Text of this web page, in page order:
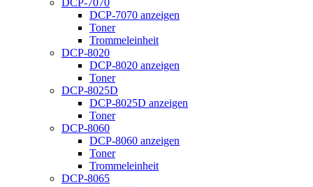
DCP-7070 anzeigen
Toner
Trommeleinheit
DCP-8020
DCP-8020 anzeigen
Toner
DCP-8025D
DCP-8025D anzeigen
Toner
DCP-8060
DCP-8060 anzeigen
Toner
Trommeleinheit
DCP-8065